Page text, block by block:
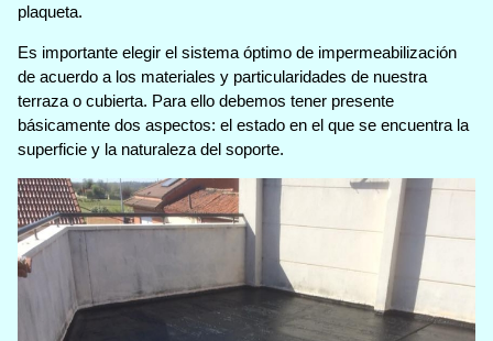
plaqueta.
Es importante elegir el sistema óptimo de impermeabilización
de acuerdo a los materiales y particularidades de nuestra
terraza o cubierta. Para ello debemos tener presente
básicamente dos aspectos: el estado en el que se encuentra la
superficie y la naturaleza del soporte.